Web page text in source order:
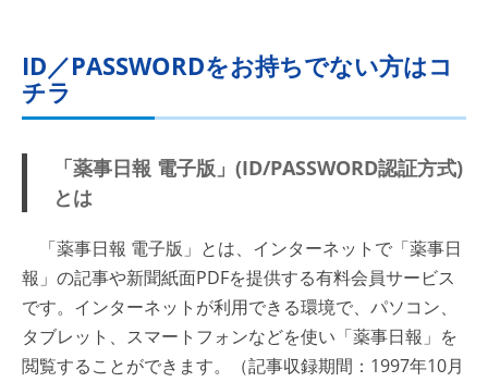
ID／PASSWORDをお持ちでない方はコ
チラ
「薬事日報 電子版」(ID/PASSWORD認証方式)
とは
「薬事日報 電子版」とは、インターネットで「薬事日
報」の記事や新聞紙面PDFを提供する有料会員サービス
です。インターネットが利用できる環境で、パソコン、
タブレット、スマートフォンなどを使い「薬事日報」を
閲覧することができます。（記事収録期間：1997年10月